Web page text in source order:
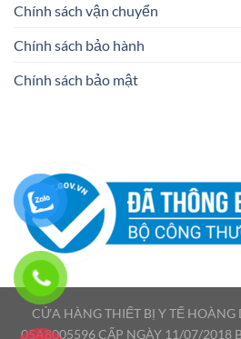
Chính sách vận chuyển
Chính sách bảo hành
Chính sách bảo mật
CỬA HÀNG THIẾT BỊ Y TẾ HOÀNG
05A8005596 CẤP NGÀY 11/07/2018